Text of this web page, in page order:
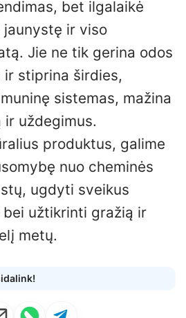
bet ilgalaikė
ir viso
Jie ne tik gerina odos
stiprina širdies,
sistemas, mažina
uždegimus.
produktus, galime
nuo cheminės
ugdyti sveikus
užtikrinti gražią ir
metų.